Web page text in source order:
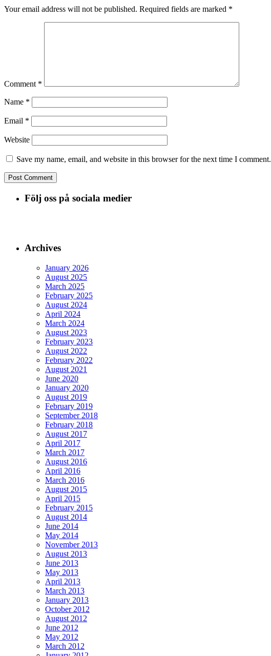
Your email address will not be published. Required fields are marked *
Comment *
Name *
Email *
Website
Save my name, email, and website in this browser for the next time I comment.
Följ oss på sociala medier
Archives
January 2026
August 2025
March 2025
February 2025
August 2024
April 2024
March 2024
August 2023
February 2023
August 2022
February 2022
August 2021
June 2020
January 2020
August 2019
February 2019
September 2018
February 2018
August 2017
April 2017
March 2017
August 2016
April 2016
March 2016
August 2015
April 2015
February 2015
August 2014
June 2014
May 2014
November 2013
August 2013
June 2013
May 2013
April 2013
March 2013
January 2013
October 2012
August 2012
June 2012
May 2012
March 2012